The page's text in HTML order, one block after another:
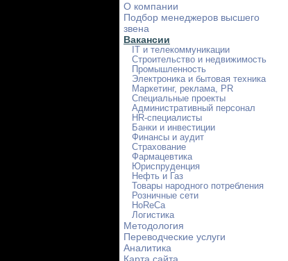
О компании
Подбор менеджеров высшего
звена
Вакансии
IT и телекоммуникации
Строительство и недвижимость
Промышленность
Электроника и бытовая техника
Маркетинг, реклама, PR
Специальные проекты
Административный персонал
HR-специалисты
Банки и инвестиции
Финансы и аудит
Страхование
Фармацевтика
Юриспруденция
Нефть и Газ
Товары народного потребления
Розничные сети
HoReCa
Логистика
Методология
Переводческие услуги
Аналитика